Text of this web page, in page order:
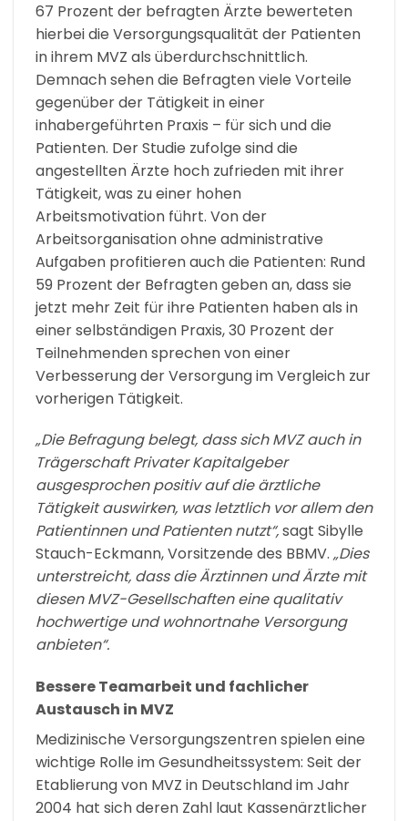
67 Prozent der befragten Ärzte bewerteten
hierbei die Versorgungsqualität der Patienten
in ihrem MVZ als überdurchschnittlich.
Demnach sehen die Befragten viele Vorteile
gegenüber der Tätigkeit in einer
inhabergeführten Praxis – für sich und die
Patienten. Der Studie zufolge sind die
angestellten Ärzte hoch zufrieden mit ihrer
Tätigkeit, was zu einer hohen
Arbeitsmotivation führt. Von der
Arbeitsorganisation ohne administrative
Aufgaben profitieren auch die Patienten: Rund
59 Prozent der Befragten geben an, dass sie
jetzt mehr Zeit für ihre Patienten haben als in
einer selbständigen Praxis, 30 Prozent der
Teilnehmenden sprechen von einer
Verbesserung der Versorgung im Vergleich zur
vorherigen Tätigkeit.
„Die Befragung belegt, dass sich MVZ auch in
Trägerschaft Privater Kapitalgeber
ausgesprochen positiv auf die ärztliche
Tätigkeit auswirken, was letztlich vor allem den
Patientinnen und Patienten nutzt“,sagt Sibylle
Stauch-Eckmann, Vorsitzende des BBMV. „Dies
unterstreicht, dass die Ärztinnen und Ärzte mit
diesen MVZ-Gesellschaften eine qualitativ
hochwertige und wohnortnahe Versorgung
anbieten“.
Bessere Teamarbeit und fachlicher
Austausch in MVZ
Medizinische Versorgungszentren spielen eine
wichtige Rolle im Gesundheitssystem: Seit der
Etablierung von MVZ in Deutschland im Jahr
2004 hat sich deren Zahl laut Kassenärztlicher